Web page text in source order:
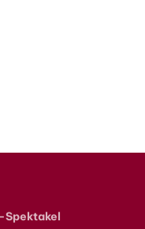
Spektakel